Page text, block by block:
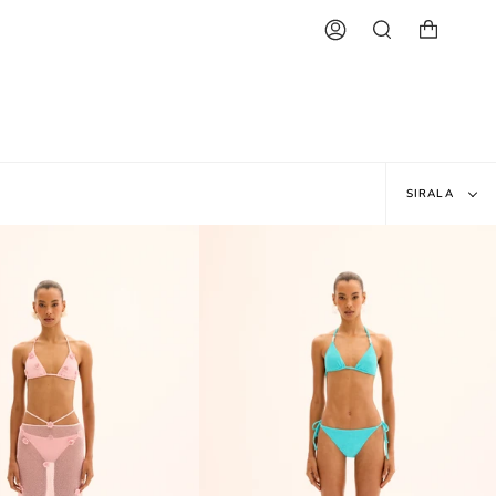
HesapAra
SIRALA